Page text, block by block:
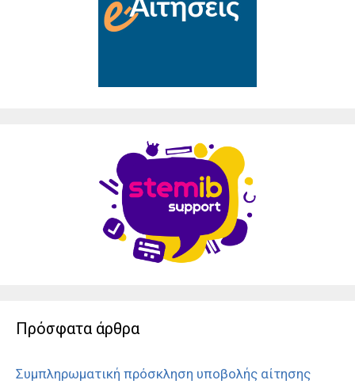
Πρόσφατα άρθρα
Συμπληρωματική πρόσκληση υποβολής αίτησης